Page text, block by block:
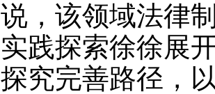
说，该领域法律
实践探索徐徐展
探究完善路径，